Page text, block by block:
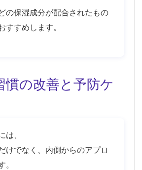
の保湿成分が配合されたもの
すすめします。
の改善と予防ケ
は、
けでなく、内側からのアプロ
。